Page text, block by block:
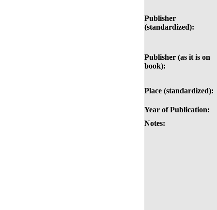
Publisher
(standardized):
Publisher (as it is on
book):
Place (standardized):
Year of Publication:
Notes: